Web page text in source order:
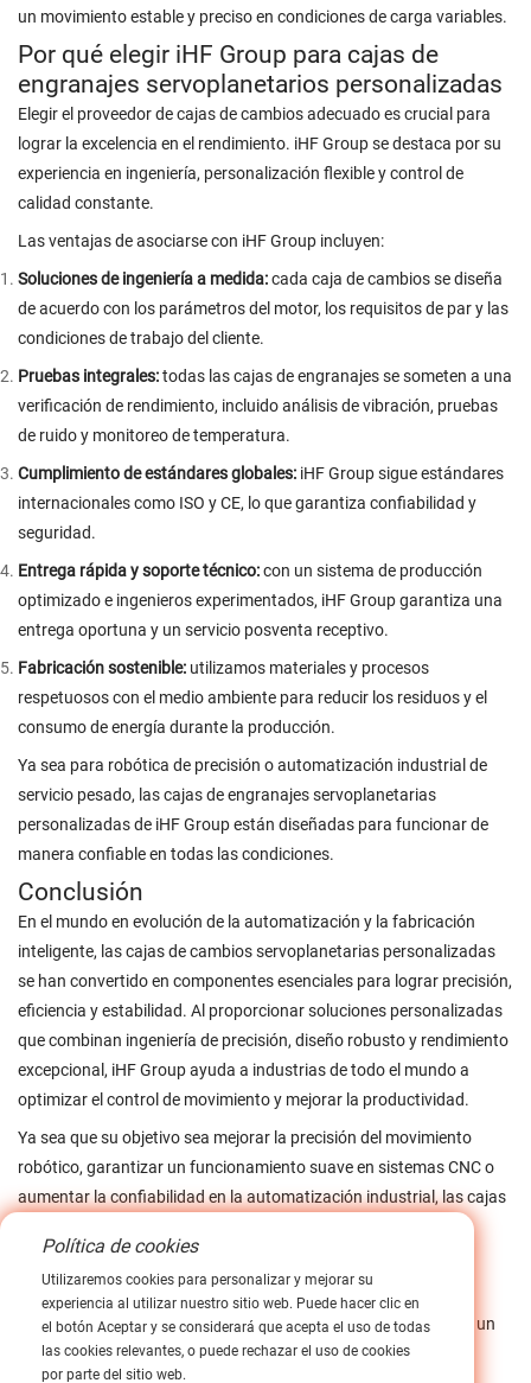
un movimiento estable y preciso en condiciones de carga variables.
Por qué elegir iHF Group para cajas de
engranajes servoplanetarios personalizadas
Elegir el proveedor de cajas de cambios adecuado es crucial para
lograr la excelencia en el rendimiento. iHF Group se destaca por su
experiencia en ingeniería, personalización flexible y control de
calidad constante.
Las ventajas de asociarse con iHF Group incluyen:
Soluciones de ingeniería a medida:cada caja de cambios se diseña
de acuerdo con los parámetros del motor, los requisitos de par y las
condiciones de trabajo del cliente.
Pruebas integrales:todas las cajas de engranajes se someten a una
verificación de rendimiento, incluido análisis de vibración, pruebas
de ruido y monitoreo de temperatura.
Cumplimiento de estándares globales: iHF Group sigue estándares
internacionales como ISO y CE, lo que garantiza confiabilidad y
seguridad.
Entrega rápida y soporte técnico:con un sistema de producción
optimizado e ingenieros experimentados, iHF Group garantiza una
entrega oportuna y un servicio posventa receptivo.
Fabricación sostenible: utilizamos materiales y procesos
respetuosos con el medio ambiente para reducir los residuos y el
consumo de energía durante la producción.
Ya sea para robótica de precisión o automatización industrial de
servicio pesado, las cajas de engranajes servoplanetarias
personalizadas de iHF Group están diseñadas para funcionar de
manera confiable en todas las condiciones.
Conclusión
En el mundo en evolución de la automatización y la fabricación
inteligente, las cajas de cambios servoplanetarias personalizadas
se han convertido en componentes esenciales para lograr precisión,
eficiencia y estabilidad. Al proporcionar soluciones personalizadas
que combinan ingeniería de precisión, diseño robusto y rendimiento
excepcional, iHF Group ayuda a industrias de todo el mundo a
optimizar el control de movimiento y mejorar la productividad.
Ya sea que su objetivo sea mejorar la precisión del movimiento
robótico, garantizar un funcionamiento suave en sistemas CNC o
aumentar la confiabilidad en la automatización industrial, las cajas
transmisión de potencia de precisión que sus operaciones
necesitan.
Para un rendimiento duradero, un control de torsión superior y un
diseño personalizado, elija iHF Group, su socio confiable en
Política de cookies
Utilizaremos cookies para personalizar y mejorar su
experiencia al utilizar nuestro sitio web. Puede hacer clic en
el botón Aceptar y se considerará que acepta el uso de todas
las cookies relevantes, o puede rechazar el uso de cookies
por parte del sitio web.